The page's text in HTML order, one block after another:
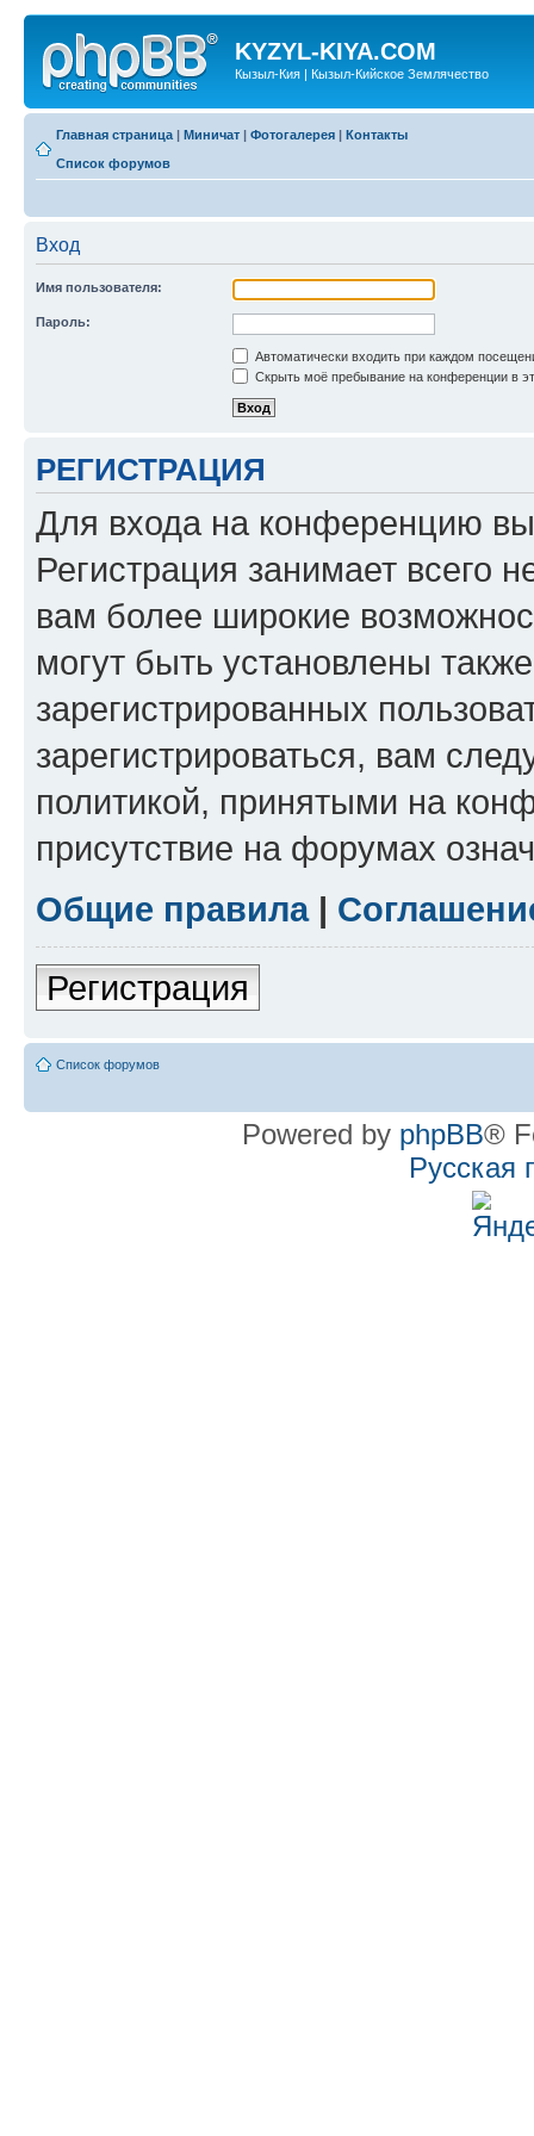
KYZYL-KIYA.COM
Кызыл-Кия | Кызыл-Кийское Землячество
Главная страница | Миничат | Фотогалерея | Контакты
Список форумов
Вход
Имя пользователя:
Пароль:
Автоматически входить при каждом
Скрыть моё пребывание на конференции в
РЕГИСТРАЦИЯ
Для входа на конференцию
Регистрация занимает всего
вам более широкие
могут быть установлены
зарегистрированных
зарегистрироваться, вам
политикой, принятыми на
присутствие на форумах
Общие правила|
Регистрация
Список форумов
Powered by phpBB®
Русская